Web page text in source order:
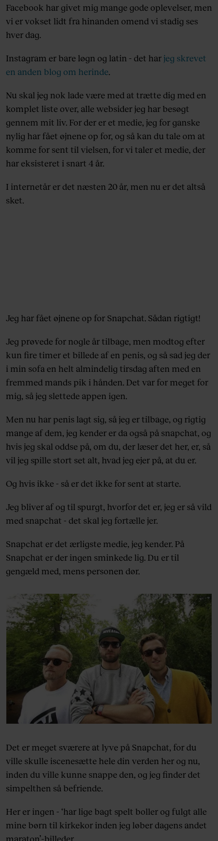
Facebook har givet mig mange gode oplevelser, men
vi er vokset lidt fra hinanden omend vi stadig ses
hver dag.
Instagram er bare løgn og latin - det harjeg skrevet
en anden blog om herinde.
Nu skal jeg nok lade være med at trætte dig med en
komplet liste over, alle websider jeg har besøgt
gennem mit liv. For der er et medie, jeg for ganske
nylig har fået øjnene op for, og så kan du tale om at
komme for sent til vielsen, for vi taler et medie, der
har eksisteret i snart 4 år.
I internetår er det næsten 20 år, men nu er det altså
sket.
Jeg har fået øjnene op for Snapchat. Sådan rigtigt!
Jeg prøvede for nogle år tilbage, men modtog efter
kun fire timer et billede af en penis, og så sad jeg der
i min sofa en helt almindelig tirsdag aften med en
fremmed mands pik i hånden. Det var for meget for
mig, så jeg slettede appen igen.
Men nu har penis lagt sig, så jeg er tilbage, og rigtig
mange af dem, jeg kender er da også på snapchat, og
hvis jeg skal oddse på, om du, der læser det her, er, så
vil jeg spille stort set alt, hvad jeg ejer på, at du er.
Og hvis ikke - så er det ikke for sent at starte.
Jeg bliver af og til spurgt, hvorfor det er, jeg er så vild
med snapchat - det skal jeg fortælle jer.
Snapchat er det ærligste medie, jeg kender. På
Snapchat er der ingen sminkede lig. Du er til
gengæld med, mens personen dør.
Det er meget sværere at lyve på Snapchat, for du
ville skulle iscenesætte hele din verden her og nu,
inden du ville kunne snappe den, og jeg finder det
simpelthen så befriende.
Her er ingen - ‘har lige bagt spelt boller og fulgt alle
mine børn til kirkekor inden jeg løber dagens andet
maraton’-billeder.